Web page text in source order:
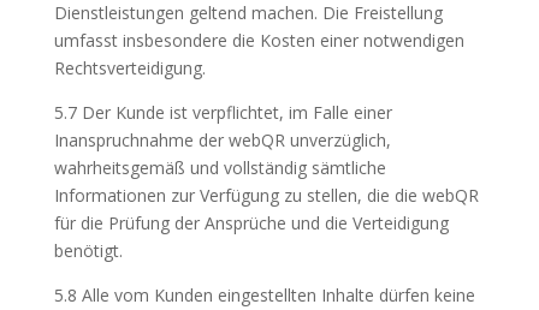
Dienstleistungen geltend machen. Die Freistellung
umfasst insbesondere die Kosten einer notwendigen
Rechtsverteidigung.
5.7 Der Kunde ist verpflichtet, im Falle einer
Inanspruchnahme der webQR unverzüglich,
wahrheitsgemäß und vollständig sämtliche
Informationen zur Verfügung zu stellen, die die webQR
für die Prüfung der Ansprüche und die Verteidigung
benötigt.
5.8 Alle vom Kunden eingestellten Inhalte dürfen keine